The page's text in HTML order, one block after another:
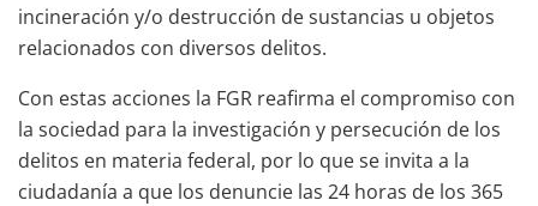
incineración y/o destrucción de sustancias u objetos
relacionados con diversos delitos.
Con estas acciones la FGR reafirma el compromiso con
la sociedad para la investigación y persecución de los
delitos en materia federal, por lo que se invita a la
ciudadanía a que los denuncie las 24 horas de los 365